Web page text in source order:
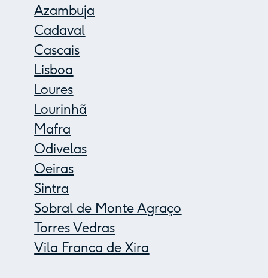
Azambuja
Cadaval
Cascais
Lisboa
Loures
Lourinhã
Mafra
Odivelas
Oeiras
Sintra
Sobral de Monte Agraço
Torres Vedras
Vila Franca de Xira